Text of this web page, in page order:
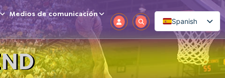
Medios de comunicación
Spanish